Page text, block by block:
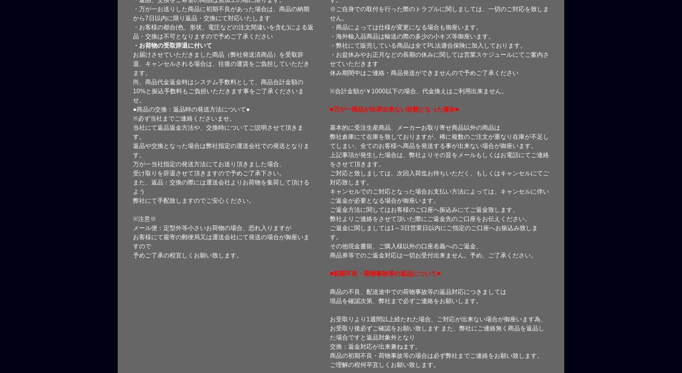
・万が一お送りした商品に初期不良があった場合は、商品の納期
から7日以内に限り返品・交換にて対応いたします
・お客様の都合(色、形状、電圧などの注文間違いを含む)による返
品・交換は不可となりますので予めご了承ください
・お荷物の受取辞退に付いて
お届けさせていただきました商品（弊社発送済商品）を受取辞
退、キャンセルされる場合は、往復の運賃をご負担していただき
ます。
尚、商品代金返金時はシステム手数料として、商品合計金額の
10%と振込手数料もご負担いただきます事をご了承くださいま
せ。
●商品の交換：返品時の発送方法について●
※必ず当社までご連絡くださいませ。
当社にて返品返金方法や、交換時についてご説明させて頂きま
す。
返品や交換となった場合は弊社指定の運送会社での発送となりま
す。
万が一当社指定の発送方法にてお送り頂きました場合、
受け取りを辞退させて頂きますので予めご了承下さい。
また、返品：交換の際には運送会社よりお荷物を集荷して頂ける
よう
弊社にて手配致しますのでご安心ください。
※注意※
メール便：定型外等小さいお荷物の場合、恐れ入りますが
お客様にて最寄の郵便局又は運送会社にて発送の場合が御座いま
すので
予めご了承の程宜しくお願い致します。
※ご自身での取付を行った際のトラブルに関しましては、一切のご対応を致しま
せん。
・商品によっては仕様が変更になる場合も御座います。
・海外輸入品商品は輸送の際の多少の小キズ等御座います。
・弊社にて販売している商品は全てPL法適合保険に加入しております。
・お盆休みやお正月などの長期の休みに関しては営業スケジュールにてご案内さ
せていただきます
休み期間中はご連絡・商品発送ができませんので予めご了承ください
※合計金額が￥1000以下の場合、代金換えはご利用出来ません。
■万が一商品が出荷出来ない状態となった場合■
基本的に受注生産商品、メーカーお取り寄せ商品以外の商品は
弊社倉庫にて在庫を致しておりますが、稀に複数のご注文が重なり在庫が不足し
てしまい、全てのお客様へ商品を発送する事が出来ない場合が御座います。
上記事項が発生した場合は、弊社よりその旨をメールもしくはお電話にてご連絡
をさせて頂きます。
ご対応と致しましては、次回入荷迄お待ちいただく、もしくはキャンセルにてご
対応致します。
キャンセルでのご対応となった場合お支払い方法によっては、キャンセルに伴い
ご返金が必要となる場合が御座います。
ご返金方法に関してはお客様のご口座へ振込みにてご返金致します。
弊社よりご連絡をさせて頂いた際にご返金先のご口座をお伝えください。
ご返金に関しましては1～3日営業日以内にご指定のご口座へお振込み致しま
す。
その他現金書留、ご購入様以外の口座名義へのご返金、
商品券等でのご返金対応は一切お受付出来ません。予め、ご了承ください。
■初期不良・荷物事故等の返品について■
商品の不良、配送途中での荷物事故等の返品対応につきましては
現品を確認次第、弊社まで必ずご連絡をお願いします。
お受取りより1週間以上経たれた場合、ご対応が出来ない場合が御座います為、
お受取り後必ずご確認をお願い致します また、弊社にご連絡無く商品を返品し
た場合ですと返品対象外となり
交換：返金対応が出来兼ねます。
商品の初期不良・荷物事故等の場合は必ず弊社までご連絡をお願い致します。
ご理解の程何卒宜しくお願い致します。